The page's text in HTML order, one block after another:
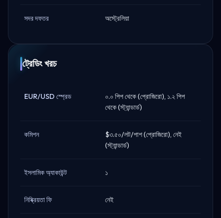
সদর দফতর অস্ট্রেলিয়া
ট্রেডিং খরচ
EUR/USD স্প্রেড
০.০ পিপ থেকে (প্রোজিরো), ১.২ পিপ
থেকে (স্ট্যান্ডার্ড)
কমিশন
$৩.৫০/লট/পাশ (প্রোজিরো), নেই
(স্ট্যান্ডার্ড)
ইসলামিক অ্যাকাউন্ট ১
নিষ্ক্রিয়তা ফি নেই